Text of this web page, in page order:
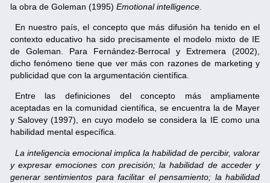
la obra de Goleman (1995) Emotional intelligence.
En nuestro país, el concepto que más difusión ha tenido en el
contexto educativo ha sido precisamente el modelo mixto de IE
de Goleman. Para Fernández-Berrocal y Extremera (2002),
dicho fenómeno tiene que ver más con razones de marketing y
publicidad que con la argumentación científica.
Entre las definiciones del concepto más ampliamente
aceptadas en la comunidad científica, se encuentra la de Mayer
y Salovey (1997), en cuyo modelo se considera la IE como una
habilidad mental específica.
La inteligencia emocional implica la habilidad de percibir, valorar
y expresar emociones con precisión; la habilidad de acceder y
generar sentimientos para facilitar el pensamiento; la habilidad